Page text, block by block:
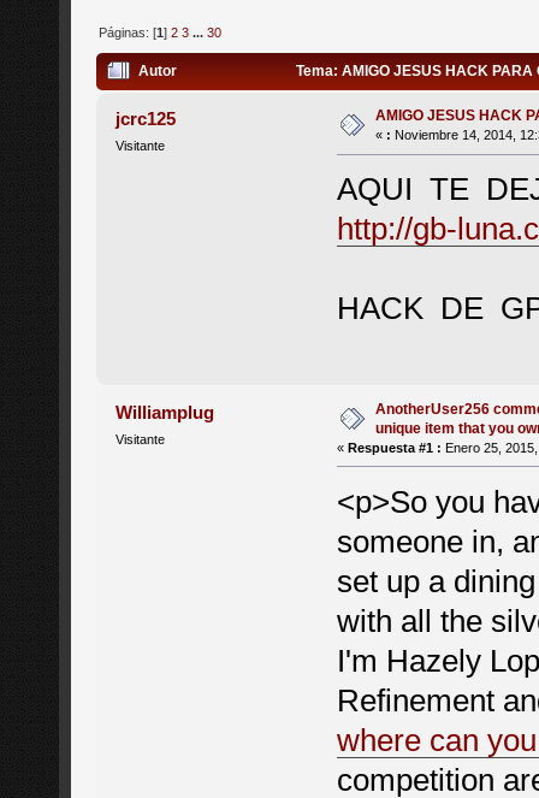
Páginas: [1]2 3 ...30
Autor Tema: AMIGO JESUS HACK
jcrc125
Visitante
AMIGO JESUS HACK
« : Noviembre 14, 2014,
AQUI TE
http://gb-
HACK DE
Williamplug
Visitante
AnotherUser256
unique item that you
« Respuesta #1 : Enero 25,
<p>So you
someone in,
set up a
with all the
I'm Hazely
Refinement
where can
competition